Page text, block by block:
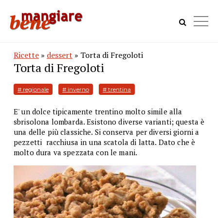
Ricette » dessert » Torta di Fregoloti
Torta di Fregoloti
# regionale # inverno # trentina
E' un dolce tipicamente trentino molto simile alla
sbrisolona lombarda. Esistono diverse varianti; questa è
una delle più classiche. Si conserva per diversi giorni a
pezzetti racchiusa in una scatola di latta. Dato che è
molto dura va spezzata con le mani.